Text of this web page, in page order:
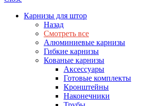
Карнизы для штор
Назад
Смотреть все
Алюминиевые карнизы
Гибкие карнизы
Кованые карнизы
Аксессуары
Готовые комплекты
Кронштейны
Наконечники